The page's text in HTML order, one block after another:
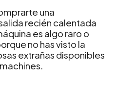
una
recién calentada
es algo raro o
no has visto la
extrañas disponibles